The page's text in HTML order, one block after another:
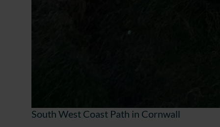
South West Coast Path in Cornwall